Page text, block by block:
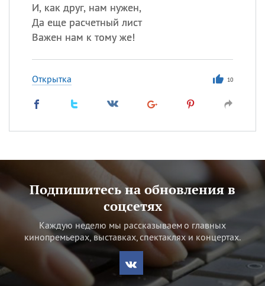
И, как друг, нам нужен,
Да еще расчетный лист
Важен нам к тому же!
Открытка 10
Подпишитесь на обновления в
соцсетях
Каждую неделю мы рассказываем о главных
кинопремьерах, выставках, спектаклях и концертах.